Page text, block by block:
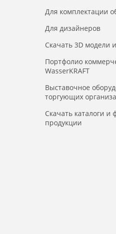
Для комплектации
Для дизайнеров
Скачать 3D модели
Портфолио
WasserKRAFT
Выставочное
торгующих
Скачать каталоги и
продукции